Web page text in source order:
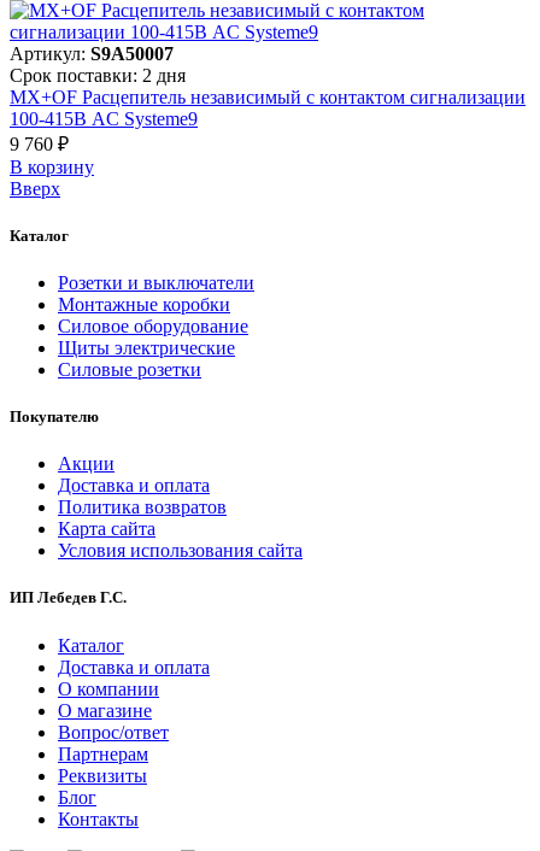
Артикул: S9A50007
Срок поставки: 2 дня
MX+OF Расцепитель независимый с контактом сигнализации
100-415В AC Systeme9
9 760 ₽
В корзинy
Вверх
Каталог
Розетки и выключатели
Монтажные коробки
Силовое оборудование
Щиты электрические
Силовые розетки
Покупателю
Акции
Доставка и оплата
Политика возвратов
Карта сайта
Условия использования сайта
ИП Лебедев Г.С.
Каталог
Доставка и оплата
О компании
О магазине
Вопрос/ответ
Партнерам
Реквизиты
Блог
Контакты